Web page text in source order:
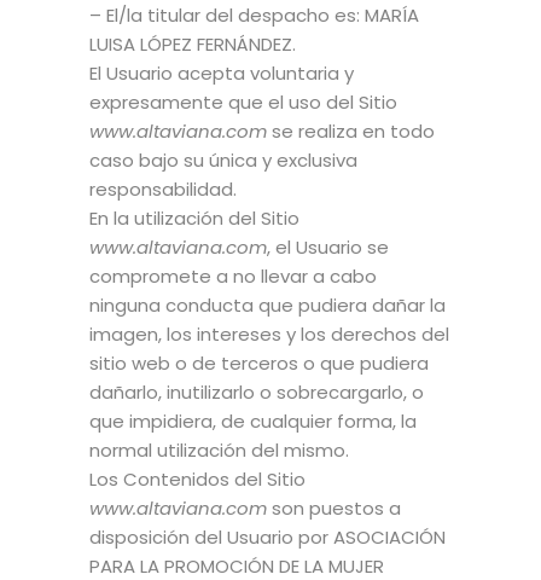
– El/la titular del despacho es: MARÍA
LUISA LÓPEZ FERNÁNDEZ.
El Usuario acepta voluntaria y
expresamente que el uso del Sitio
www.altaviana.comse realiza en todo
caso bajo su única y exclusiva
responsabilidad.
En la utilización del Sitio
www.altaviana.com, el Usuario se
compromete a no llevar a cabo
ninguna conducta que pudiera dañar la
imagen, los intereses y los derechos del
sitio web o de terceros o que pudiera
dañarlo, inutilizarlo o sobrecargarlo, o
que impidiera, de cualquier forma, la
normal utilización del mismo.
Los Contenidos del Sitio
www.altaviana.comson puestos a
disposición del Usuario por ASOCIACIÓN
PARA LA PROMOCIÓN DE LA MUJER